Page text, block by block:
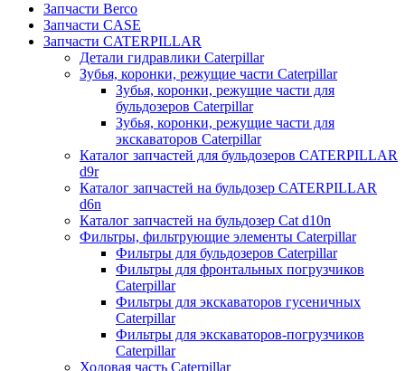
Запчасти Berco
Запчасти CASE
Запчасти CATERPILLAR
Детали гидравлики Caterpillar
Зубья, коронки, режущие части Caterpillar
Зубья, коронки, режущие части для
бульдозеров Caterpillar
Зубья, коронки, режущие части для
экскаваторов Caterpillar
Каталог запчастей для бульдозеров CATERPILLAR
d9r
Каталог запчастей на бульдозер CATERPILLAR
d6n
Каталог запчастей на бульдозер Сat d10n
Фильтры, фильтрующие элементы Caterpillar
Фильтры для бульдозеров Caterpillar
Фильтры для фронтальных погрузчиков
Caterpillar
Фильтры для экскаваторов гусеничных
Caterpillar
Фильтры для экскаваторов-погрузчиков
Caterpillar
Ходовая часть Caterpillar